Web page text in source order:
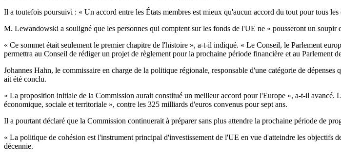
Il a toutefois poursuivi : « Un accord entre les États membres est mieux qu'aucun accord du tout pour tous
M. Lewandowski a souligné que les personnes qui comptent sur les fonds de l'UE ne « pousseront un
« Ce sommet était seulement le premier chapitre de l'histoire », a-t-il indiqué. « Le Conseil, le Parlement
permettra au Conseil de rédiger un projet de règlement pour la prochaine période financière et au Parlement
Johannes Hahn, le commissaire en charge de la politique régionale, responsable d'une catégorie de
ait été conclu.
« La proposition initiale de la Commission aurait constitué un meilleur accord pour l'Europe », a-t-il avancé.
économique, sociale et territoriale », contre les 325 milliards d'euros convenus pour sept ans.
Il a pourtant déclaré que la Commission continuerait à préparer sans plus attendre la prochaine période de
« La politique de cohésion est l'instrument principal d'investissement de l'UE en vue d'atteindre les objectifs
décennie.